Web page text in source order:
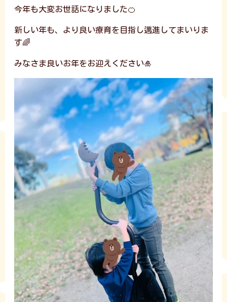
今年も大変お世話になりました🍊
新しい年も、より良い療育を目指し邁進してまいりま
す🌈
みなさま良いお年をお迎えください🎍